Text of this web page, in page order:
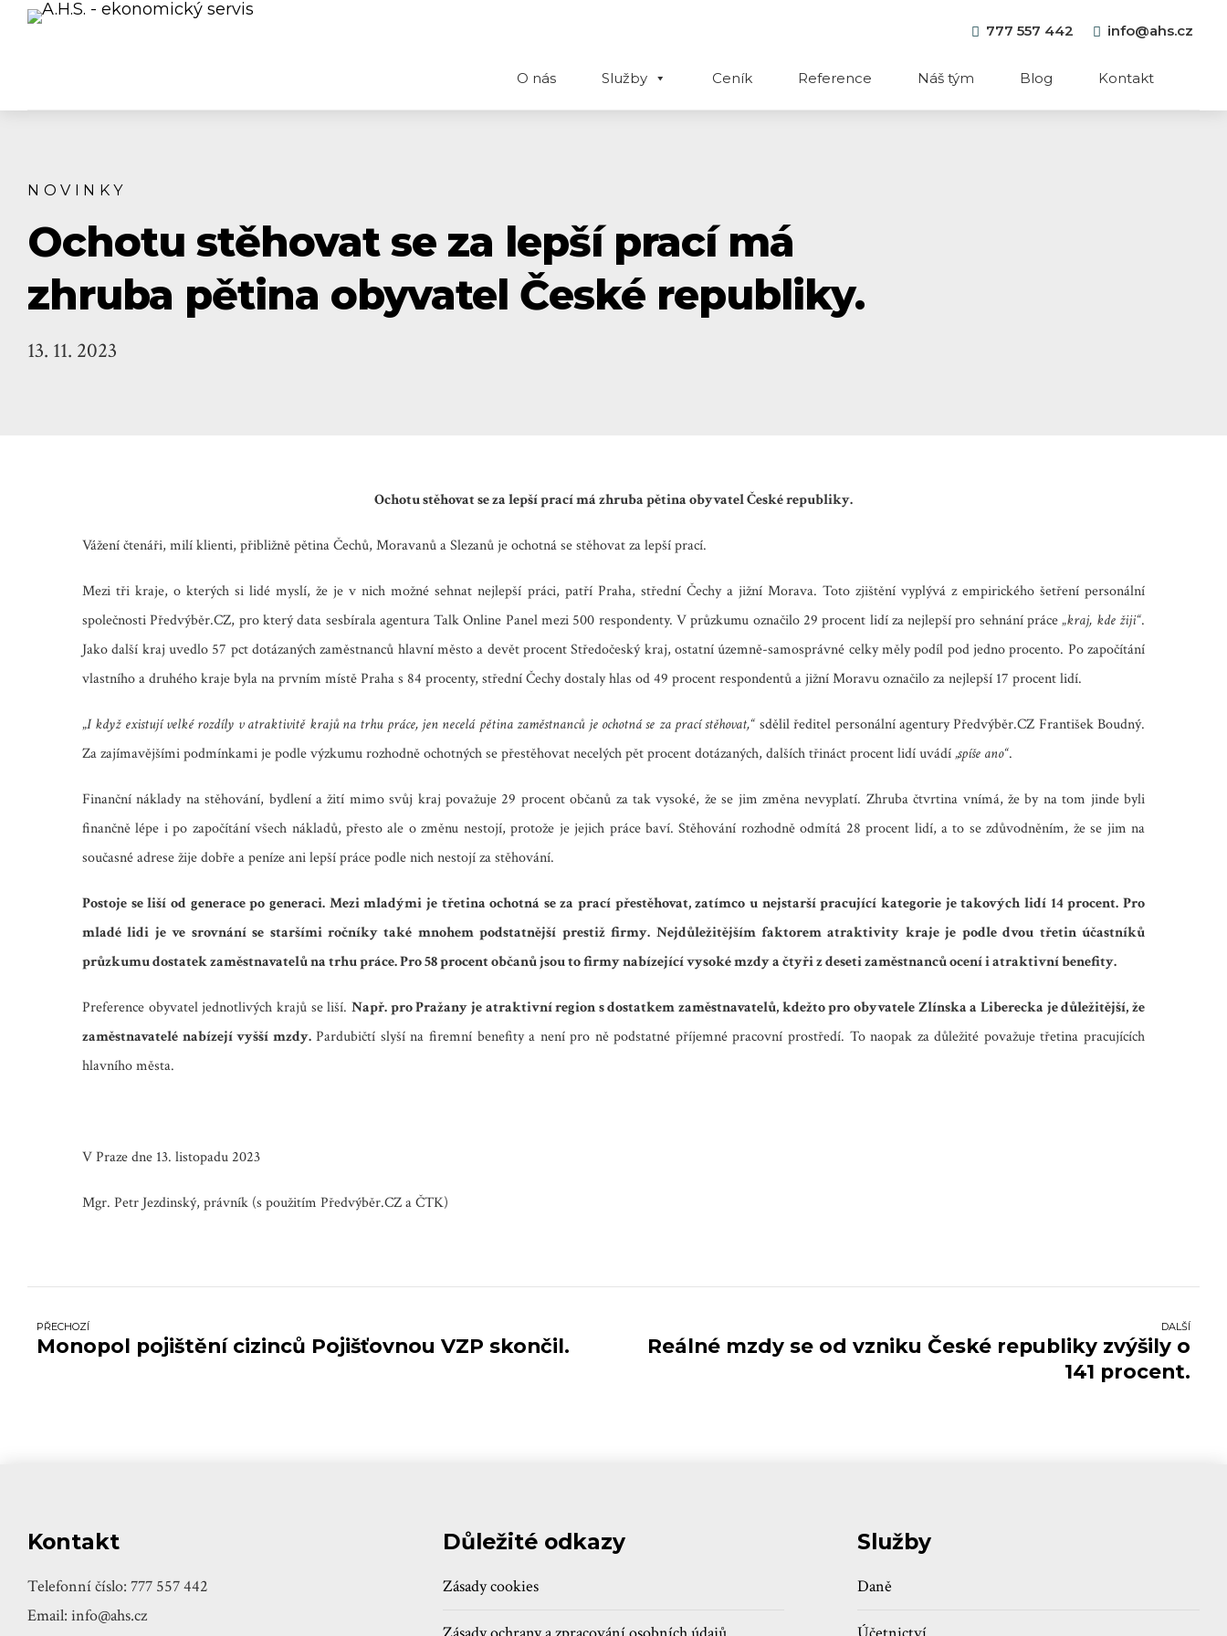
777 557 442 info@ahs.cz
O nás Služby Ceník Reference Náš tým Blog Kontakt
NOVINKY
Ochotu stěhovat se za lepší prací má
zhruba pětina obyvatel České republiky.
13. 11. 2023
Ochotu stěhovat se za lepší prací má zhruba pětina obyvatel České republiky.
Vážení čtenáři, milí klienti, přibližně pětina Čechů, Moravanů a Slezanů je ochotná se stěhovat za lepší prací.
Mezi tři kraje, o kterých si lidé myslí, že je v nich možné sehnat nejlepší práci, patří Praha, střední Čechy a jižní Morava. Toto zjištění vyplývá z empirického šetření personální
společnosti Předvýběr.CZ, pro který data sesbírala agentura Talk Online Panel mezi 500 respondenty. V průzkumu označilo 29 procent lidí za nejlepší pro sehnání práce „kraj, kde žiji“.
Jako další kraj uvedlo 57 pct dotázaných zaměstnanců hlavní město a devět procent Středočeský kraj, ostatní územně-samosprávné celky měly podíl pod jedno procento. Po započítání
vlastního a druhého kraje byla na prvním místě Praha s 84 procenty, střední Čechy dostaly hlas od 49 procent respondentů a jižní Moravu označilo za nejlepší 17 procent lidí.
„I když existují velké rozdíly v atraktivitě krajů na trhu práce, jen necelá pětina zaměstnanců je ochotná se za prací stěhovat,“ sdělil ředitel personální agentury Předvýběr.CZ František Boudný.
Za zajímavějšími podmínkami je podle výzkumu rozhodně ochotných se přestěhovat necelých pět procent dotázaných, dalších třináct procent lidí uvádí„spíše ano“.
Finanční náklady na stěhování, bydlení a žití mimo svůj kraj považuje 29 procent občanů za tak vysoké, že se jim změna nevyplatí. Zhruba čtvrtina vnímá, že by na tom jinde byli
finančně lépe i po započítání všech nákladů, přesto ale o změnu nestojí, protože je jejich práce baví. Stěhování rozhodně odmítá 28 procent lidí, a to se zdůvodněním, že se jim na
současné adrese žije dobře a peníze ani lepší práce podle nich nestojí za stěhování.
Postoje se liší od generace po generaci. Mezi mladými je třetina ochotná se za prací přestěhovat, zatímco u nejstarší pracující kategorie je takových lidí 14 procent. Pro
mladé lidi je ve srovnání se staršími ročníky také mnohem podstatnější prestiž firmy. Nejdůležitějším faktorem atraktivity kraje je podle dvou třetin účastníků
průzkumu dostatek zaměstnavatelů na trhu práce. Pro 58 procent občanů jsou to firmy nabízející vysoké mzdy a čtyři z deseti zaměstnanců ocení i atraktivní benefity.
Preference obyvatel jednotlivých krajů se liší. Např. pro Pražany je atraktivní region s dostatkem zaměstnavatelů, kdežto pro obyvatele Zlínska a Liberecka je důležitější, že
zaměstnavatelé nabízejí vyšší mzdy.Pardubičtí slyší na firemní benefity a není pro ně podstatné příjemné pracovní prostředí. To naopak za důležité považuje třetina pracujících
hlavního města.
V Praze dne 13. listopadu 2023
Mgr. Petr Jezdinský, právník (s použitím Předvýběr.CZ a ČTK)
PŘECHOZÍ
Monopol pojištění cizinců Pojišťovnou VZP skončil.
DALŠÍ
Reálné mzdy se od vzniku České republiky zvýšily o
141 procent.
Kontakt
Telefonní číslo: 777 557 442
Email: info@ahs.cz
Důležité odkazy
Zásady cookies
Služby
Daně